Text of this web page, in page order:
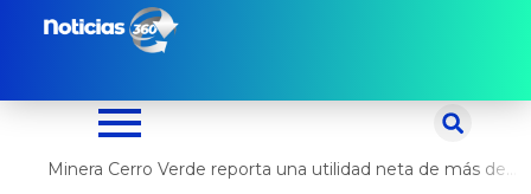
Minera Cerro Verde reporta una utilidad neta de más de US$ 500 millones